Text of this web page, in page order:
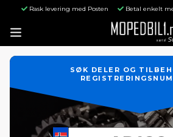
Rask levering med Posten Betal enkelt
SØK DELER OG